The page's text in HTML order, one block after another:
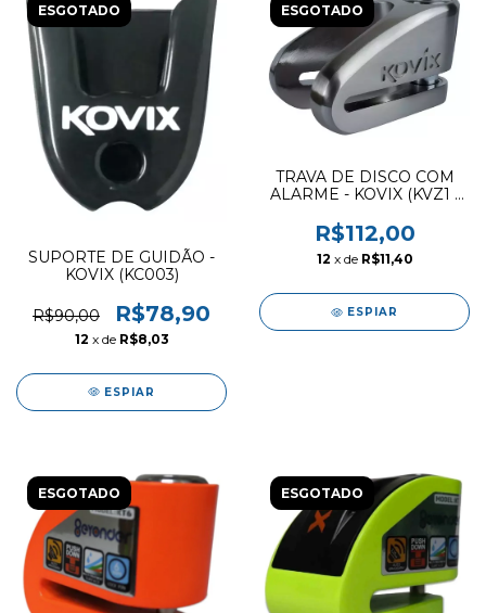
ESGOTADO
SUPORTE DE GUIDÃO -
KOVIX (KC003)
R$90,00 R$78,90
12 x de R$8,03
ESPIAR
ESGOTADO
TRAVA DE DISCO COM
ALARME - KOVIX (KVZ1 -
R$112,00
12 x de R$11,40
ESPIAR
ESGOTADO ESGOTADO